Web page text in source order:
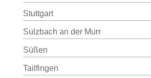
Stuttgart
Sulzbach an der Murr
Süßen
Tailfingen